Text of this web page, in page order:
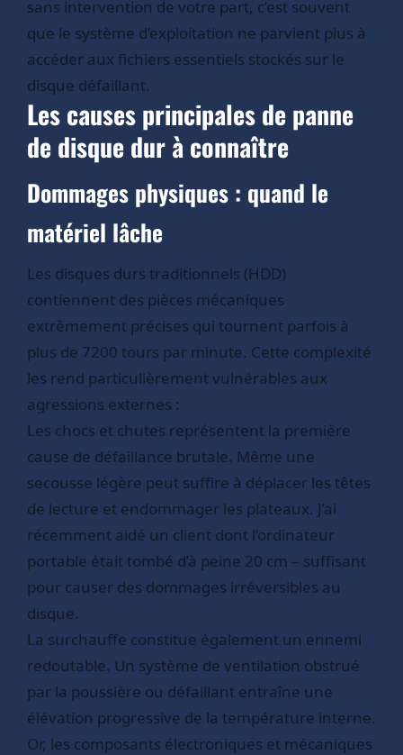
sans intervention de votre part, c’est souvent
que le système d’exploitation ne parvient plus à
accéder aux fichiers essentiels stockés sur le
disque défaillant.
Les causes principales de panne
de disque dur à connaître
Dommages physiques : quand le
matériel lâche
Les disques durs traditionnels (HDD)
contiennent des pièces mécaniques
extrêmement précises qui tournent parfois à
plus de 7200 tours par minute. Cette complexité
les rend particulièrement vulnérables aux
agressions externes :
Les chocs et chutes représentent la première
cause de défaillance brutale. Même une
secousse légère peut suffire à déplacer les têtes
de lecture et endommager les plateaux. J’ai
récemment aidé un client dont l’ordinateur
portable était tombé d’à peine 20 cm – suffisant
pour causer des dommages irréversibles au
disque.
La surchauffe constitue également un ennemi
redoutable. Un système de ventilation obstrué
par la poussière ou défaillant entraîne une
élévation progressive de la température interne.
Or, les composants électroniques et mécaniques